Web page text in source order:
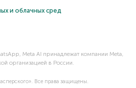
и облачных сред
Meta AI принадлежат компании Meta,
организацией в России.
Все права защищены.